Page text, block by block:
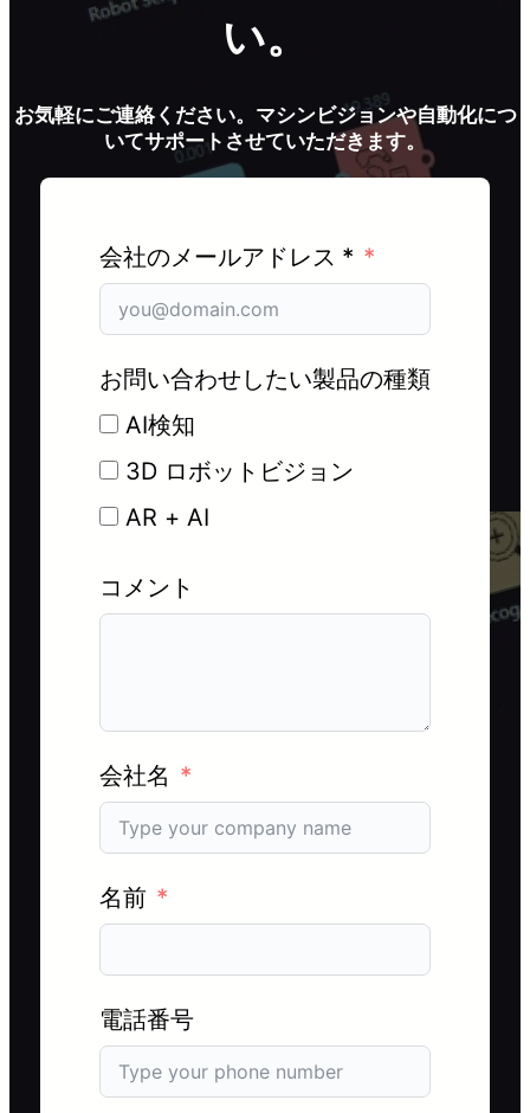
い。
お気軽にご連絡ください。マシンビジョンや自動化につ
いてサポートさせていただきます。
会社のメールアドレス *
お問い合わせしたい製品の種類
AI検知
3D ロボットビジョン
AR + AI
コメント
会社名
名前
電話番号